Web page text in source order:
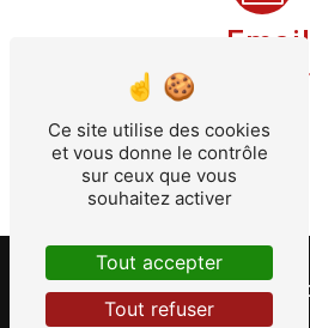
Email
Recherches
Ce site utilise des cookies
et vous donne le contrôle
sur ceux que vous
souhaitez activer
Tout accepter
Tout refuser